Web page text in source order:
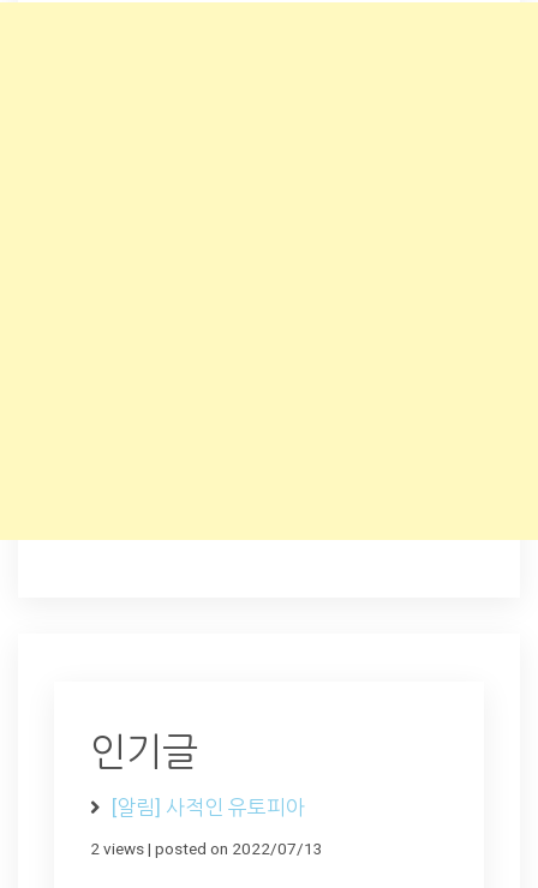
인기글
[알림] 사적인 유토피아
2 views| posted on 2022/07/13